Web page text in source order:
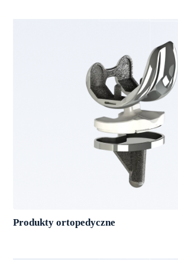
Produkty ortopedyczne